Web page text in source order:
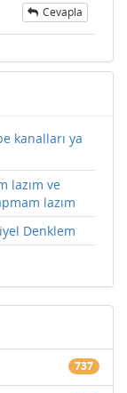
Cevapla
kanalları ya
lazım ve
lazım
Denklem
737